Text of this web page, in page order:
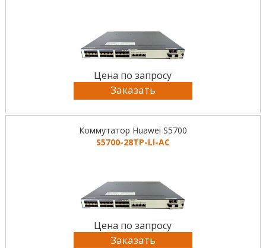
Цена по запросу
Заказать
Коммутатор Huawei S5700
S5700-28TP-LI-AC
Цена по запросу
Заказать